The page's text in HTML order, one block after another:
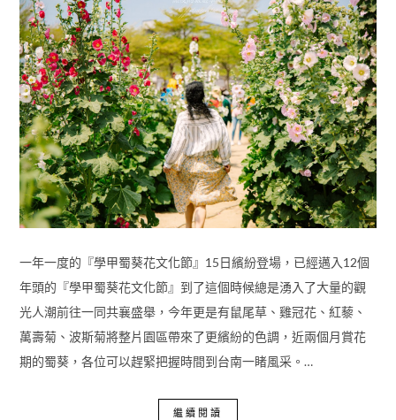
一年一度的『學甲蜀葵花文化節』15日繽紛登場，已經邁入12個
年頭的『學甲蜀葵花文化節』到了這個時候總是湧入了大量的觀
光人潮前往一同共襄盛舉，今年更是有鼠尾草、雞冠花、紅藜、
萬壽菊、波斯菊將整片園區帶來了更繽紛的色調，近兩個月賞花
期的蜀葵，各位可以趕緊把握時間到台南一睹風采。…
繼續閱讀